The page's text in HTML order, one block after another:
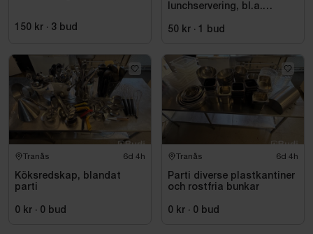
150 kr · 3 bud
lunchservering, bl.a.
50 kr · 1 bud
Tranås 6d 4h
Köksredskap, blandat
parti
0 kr · 0 bud
Tranås 6d 4h
Parti diverse plastkantiner
och rostfria bunkar
0 kr · 0 bud